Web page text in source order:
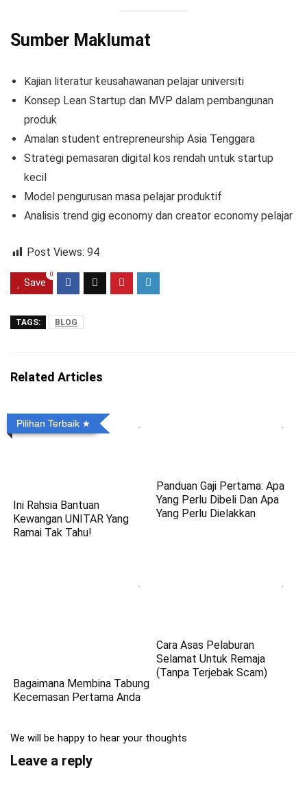
Sumber Maklumat
Kajian literatur keusahawanan pelajar universiti
Konsep Lean Startup dan MVP dalam pembangunan
produk
Amalan student entrepreneurship Asia Tenggara
Strategi pemasaran digital kos rendah untuk startup
kecil
Model pengurusan masa pelajar produktif
Analisis trend gig economy dan creator economy pelajar
Post Views: 94
Save
0
TAGS: BLOG
Related Articles
Pilihan Terbaik
Ini Rahsia Bantuan
Kewangan UNITAR Yang
Ramai Tak Tahu!
Panduan Gaji Pertama: Apa
Yang Perlu Dibeli Dan Apa
Yang Perlu Dielakkan
Bagaimana Membina Tabung
Kecemasan Pertama Anda
Cara Asas Pelaburan
Selamat Untuk Remaja
(Tanpa Terjebak Scam)
We will be happy to hear your thoughts
Leave a reply